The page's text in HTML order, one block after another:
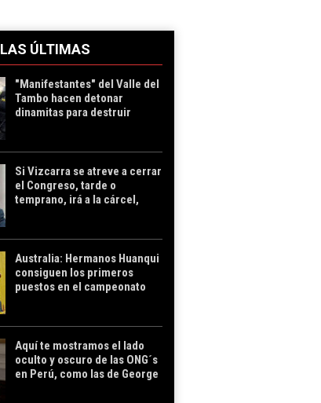
LAS ÚLTIMAS
"Manifestantes" del Valle del
Tambo hacen detonar
dinamitas para destruir
Si Vizcarra se atreve a cerrar
el Congreso, tarde o
temprano, irá a la cárcel,
Australia: Hermanos Huanqui
consiguen los primeros
puestos en el campeonato
Aquí te mostramos el lado
oculto y oscuro de las ONG´s
en Perú, como las de George